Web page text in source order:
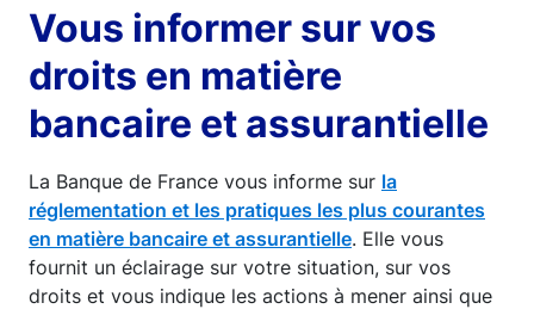
Vous informer sur vos
droits en matière
bancaire et assurantielle
La Banque de France vous informe sur la
réglementation et les pratiques les plus courantes
en matière bancaire et assurantielle. Elle vous
fournit un éclairage sur votre situation, sur vos
droits et vous indique les actions à mener ainsi que